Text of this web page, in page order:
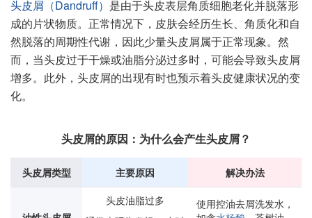
头皮屑（Dandruff） 是由于头皮表层角质细胞老化并脱落形
成的片状物质。正常情况下，皮肤会经历生长、角质化和自
然脱落的周期性代谢，因此少量头皮屑属于正常现象。然
而，当头皮过于干燥或油脂分泌过多时，可能会导致头皮屑
增多。此外，头皮屑的出现有时也预示着头皮健康状况的变
化。
头皮屑的原因：为什么会产生头皮屑？
头皮屑类型 主要原因 解决办法
头皮油脂过多
使用控油去屑洗发水，